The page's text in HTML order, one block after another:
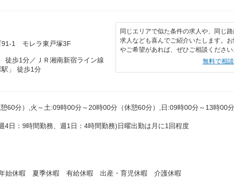
91-1 モレラ東戸塚3F
徒歩1分／ＪＲ湘南新宿ライン線
」 徒歩1分
同じエリアで似た条件の求人や、同じ
求人なども喜んでご紹介いたします。
やご希望があれば、ぜひご相談ください
無料で相
60分）,火～土:09時00分～20時00分（休憩60分）,日:09時00分～13時00
4日：9時間勤務、週1日：4時間勤務)日曜出勤は月に1回程度
始休暇 夏季休暇 有給休暇 出産・育児休暇 介護休暇